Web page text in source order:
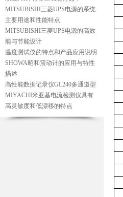
MITSUBISHI三菱UPS电源的系统
主要用途和性能特点
MITSUBISHI三菱UPS电源的高效
能与节能设计
温度测试仪的特点和产品应用说明
SHOWA昭和震动计的应用与特性
描述
高性能数据记录仪GL240多通道型
MIYACHI米亚基电流检测仪具有
高灵敏度和低漂移的特点